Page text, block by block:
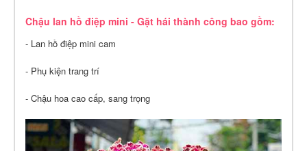
Chậu lan hồ điệp mini - Gặt hái thành công bao gồm:
- Lan hồ điệp mini cam
- Phụ kiện trang trí
- Chậu hoa cao cấp, sang trọng